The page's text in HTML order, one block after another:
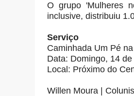
O grupo 'Mulheres
inclusive, distribuiu
Serviço
Caminhada Um Pé
Data: Domingo, 14
Local: Próximo do
Willen Moura |